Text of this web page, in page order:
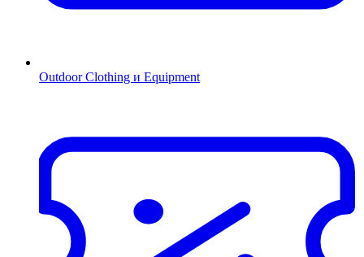
Outdoor Clothing и Equipment